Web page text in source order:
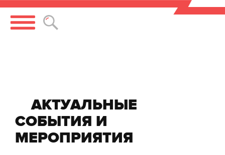
    АКТУАЛЬНЫЕ
СОБЫТИЯ И